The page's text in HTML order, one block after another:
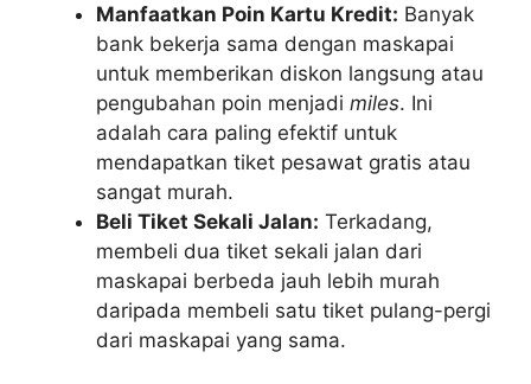
Manfaatkan Poin Kartu Kredit: Banyak
bank bekerja sama dengan maskapai
untuk memberikan diskon langsung atau
pengubahan poin menjadi miles. Ini
adalah cara paling efektif untuk
mendapatkan tiket pesawat gratis atau
sangat murah.
Beli Tiket Sekali Jalan: Terkadang,
membeli dua tiket sekali jalan dari
maskapai berbeda jauh lebih murah
daripada membeli satu tiket pulang-pergi
dari maskapai yang sama.